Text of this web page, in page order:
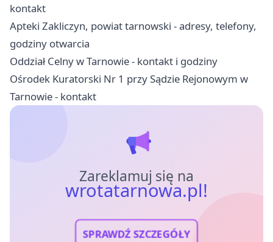
kontakt
Apteki Zakliczyn, powiat tarnowski - adresy, telefony,
godziny otwarcia
Oddział Celny w Tarnowie - kontakt i godziny
Ośrodek Kuratorski Nr 1 przy Sądzie Rejonowym w
Tarnowie - kontakt
Zareklamuj się na
wrotatarnowa.pl!
SPRAWDŹ SZCZEGÓŁY